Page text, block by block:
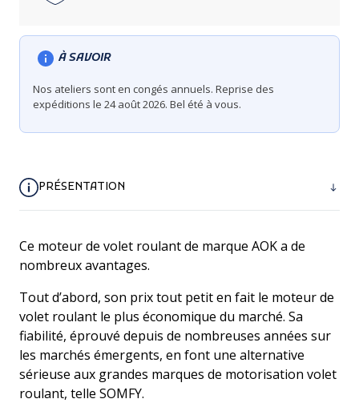
À SAVOIR
Nos ateliers sont en congés annuels. Reprise des
expéditions le 24 août 2026. Bel été à vous.
PRÉSENTATION
Ce moteur de volet roulant de marque AOK a de
nombreux avantages.
Tout d’abord, son prix tout petit en fait le moteur de
volet roulant le plus économique du marché. Sa
fiabilité, éprouvé depuis de nombreuses années sur
les marchés émergents, en font une alternative
sérieuse aux grandes marques de motorisation volet
roulant, telle SOMFY.